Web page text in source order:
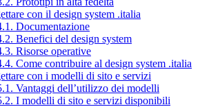
con il design system .italia
Documentazione
Benefici del design system
Risorse operative
Come contribuire al design system .italia
con i modelli di sito e servizi
Vantaggi dell’utilizzo dei modelli
I modelli di sito e servizi disponibili